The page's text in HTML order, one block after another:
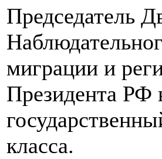
Председатель
миграции и
Президента РФ
класса.